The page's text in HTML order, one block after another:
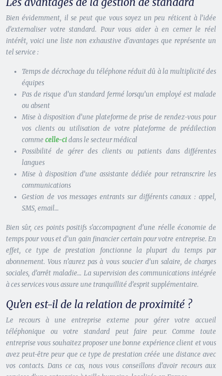
Bien évidemment, il se peut que vous soyez un peu réticent à l’idée
d’externaliser votre standard. Pour vous aider à en cerner le réel
intérêt, voici une liste non exhaustive d’avantages que représente un
tel service :
Temps de décrochage du téléphone réduit dû à la multiplicité des
équipes
Pas de risque d’un standard fermé lorsqu’un employé est malade
ou absent
Mise à disposition d’une plateforme de prise de rendez-vous pour
vos clients ou utilisation de votre plateforme de prédilection
comme celle-cidans le secteur médical
Possibilité de gérer des clients ou patients dans différentes
langues
Mise à disposition d’une assistante dédiée pour retranscrire les
communications
Gestion de vos messages entrants sur différents canaux : appel,
SMS, email…
Bien sûr, ces points positifs s’accompagnent d’une réelle économie de
temps pour vous et d’un gain financier certain pour votre entreprise. En
effet, ce type de prestation fonctionne la plupart du temps par
abonnement. Vous n’aurez pas à vous soucier d’un salaire, de charges
sociales, d’arrêt maladie… La supervision des communications intégrée
à ces services vous assure une tranquillité d’esprit supplémentaire.
Qu’en est-il de la relation de proximité ?
Le recours à une entreprise externe pour gérer votre accueil
téléphonique ou votre standard peut faire peur. Comme toute
entreprise vous souhaitez proposer une bonne expérience client et vous
avez peut-être peur que ce type de prestation créée une distance avec
vos contacts. Dans ce cas, nous vous conseillons d’avoir recours aux